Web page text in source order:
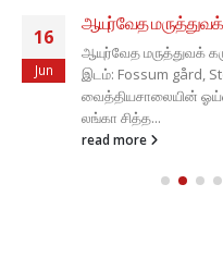
16
Jun
ஆயுர்வேத மருத்துவக்
ஆயுர்வேத மருத்துவக்
இடம்: Fossum gård,
வைத்தியசாலையின்
லங்கா சித்த...
read more